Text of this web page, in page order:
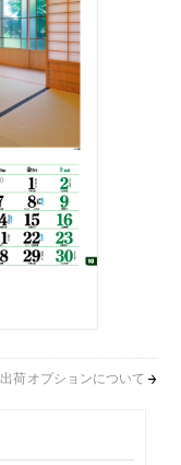
出荷オプションについて